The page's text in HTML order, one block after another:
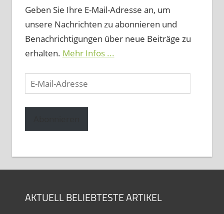
Geben Sie Ihre E-Mail-Adresse an, um
unsere Nachrichten zu abonnieren und
Benachrichtigungen über neue Beiträge zu
erhalten. Mehr Infos ...
E-
Mail-
Adresse
AKTUELL BELIEBTESTE ARTIKEL